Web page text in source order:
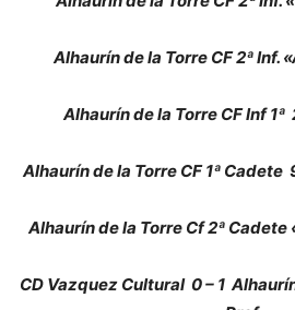
Alhaurín de la Torre CF 2ª Inf.
Alhaurín de la Torre CF Inf 1ª
Alhaurín de la Torre CF 1ª Cadete
Alhaurín de la Torre Cf 2ª Cadete
CD Vazquez Cultural 0 – 1